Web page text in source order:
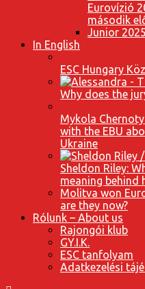
Eurovízió
második
Junior 2025
In English
ESC Hungary
Why does the
Mykola
with the EBU
Ukraine
Sheldon Riley:
meaning behind
Molitva won
are they now?
Rólunk – About us
Rajongói klub
GY.I.K.
ESC tanfolyam
Adatkezelési